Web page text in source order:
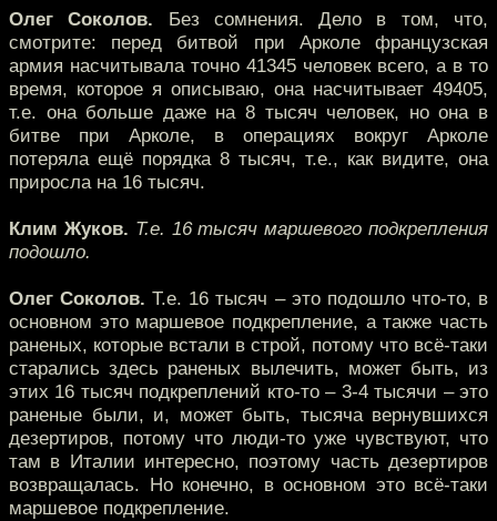
Олег Соколов. Без сомнения. Дело в том, что,
смотрите: перед битвой при Арколе французская
армия насчитывала точно 41345 человек всего, а в то
время, которое я описываю, она насчитывает 49405,
т.е. она больше даже на 8 тысяч человек, но она в
битве при Арколе, в операциях вокруг Арколе
потеряла ещё порядка 8 тысяч, т.е., как видите, она
приросла на 16 тысяч.
Клим Жуков. Т.е. 16 тысяч маршевого подкрепления
подошло.
Олег Соколов. Т.е. 16 тысяч – это подошло что-то, в
основном это маршевое подкрепление, а также часть
раненых, которые встали в строй, потому что всё-таки
старались здесь раненых вылечить, может быть, из
этих 16 тысяч подкреплений кто-то – 3-4 тысячи – это
раненые были, и, может быть, тысяча вернувшихся
дезертиров, потому что люди-то уже чувствуют, что
там в Италии интересно, поэтому часть дезертиров
возвращалась. Но конечно, в основном это всё-таки
маршевое подкрепление.